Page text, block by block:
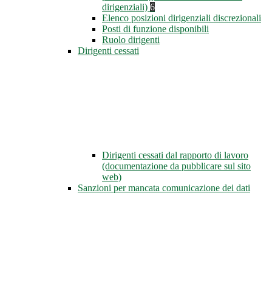
dirigenziali) 6
Elenco posizioni dirigenziali discrezionali
Posti di funzione disponibili
Ruolo dirigenti
Dirigenti cessati
Dirigenti cessati dal rapporto di lavoro
(documentazione da pubblicare sul sito
web)
Sanzioni per mancata comunicazione dei dati